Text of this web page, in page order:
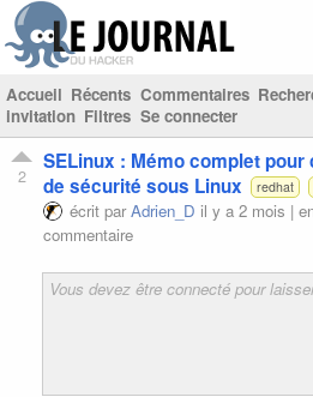
Accueil Récents Commentaires
invitation Filtres Se connecter
2
SELinux : Mémo complet
de sécurité sous Linux
redhat
écrit parAdrien_D il y a 2 mois |
commentaire